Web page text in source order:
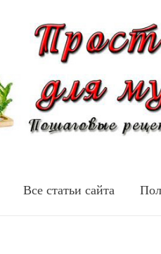
Все статьи сайта